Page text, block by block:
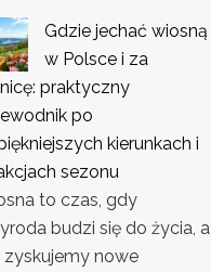
Gdzie jechać wiosną
w Polsce i za
praktyczny
po
kierunkach i
sezonu
to czas, gdy
budzi się do życia, a
nowe